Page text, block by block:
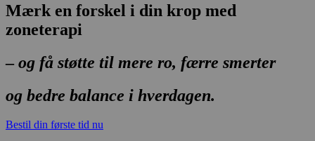
Mærk en forskel i din krop med
zoneterapi
–og få støtte til mere ro, færre smerter
og bedre balance i hverdagen.
Bestil din første tid nu